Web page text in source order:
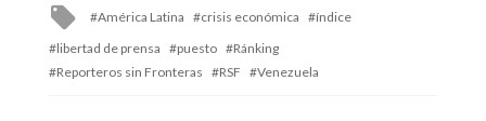
Tagged
América Latina crisis económica
índice
libertad de prensa
puesto
Ránking
Reporteros sin Fronteras
RSF Venezuela